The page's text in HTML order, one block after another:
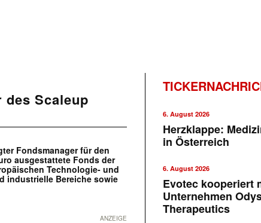
Scaleup
Fondsmanager für den
ausgestattete Fonds der
Technologie- und
industrielle Bereiche sowie
ANZEIGE
6. August 2026
Herzklappe:
in Österreich
6. August 2026
Evotec kooperiert
Unternehmen
Therapeutics